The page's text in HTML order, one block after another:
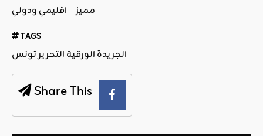
اقليمي ودولي مميز
TAGS
الجريدة الورقية التحرير تونس
Share This